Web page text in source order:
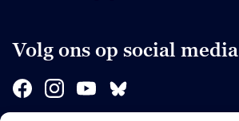
Volg ons op social media